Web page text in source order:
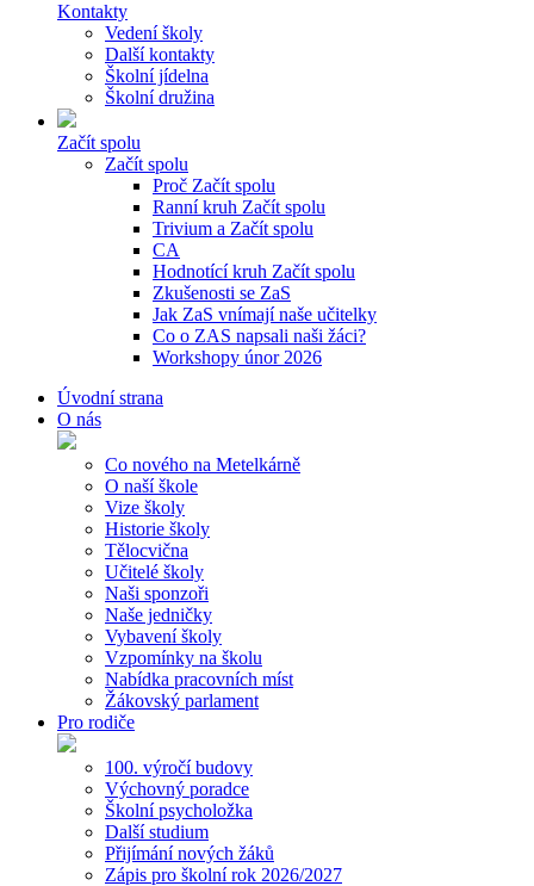
Kontakty
Vedení školy
Další kontakty
Školní jídelna
Školní družina
Začít spolu
Začít spolu
Proč Začít spolu
Ranní kruh Začít spolu
Trivium a Začít spolu
CA
Hodnotící kruh Začít spolu
Zkušenosti se ZaS
Jak ZaS vnímají naše učitelky
Co o ZAS napsali naši žáci?
Workshopy únor 2026
Úvodní strana
O nás
Co nového na Metelkárně
O naší škole
Vize školy
Historie školy
Tělocvična
Učitelé školy
Naši sponzoři
Naše jedničky
Vybavení školy
Vzpomínky na školu
Nabídka pracovních míst
Žákovský parlament
Pro rodiče
100. výročí budovy
Výchovný poradce
Školní psycholožka
Další studium
Přijímání nových žáků
Zápis pro školní rok 2026/2027